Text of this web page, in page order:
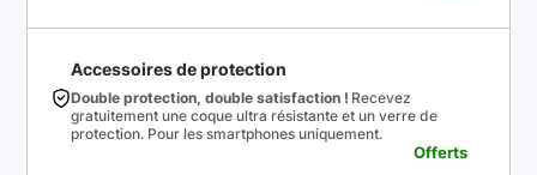
Accessoires de protection
Double protection, double satisfaction ! Recevez
gratuitement une coque ultra résistante et un verre de
protection. Pour les smartphones uniquement.
Offerts